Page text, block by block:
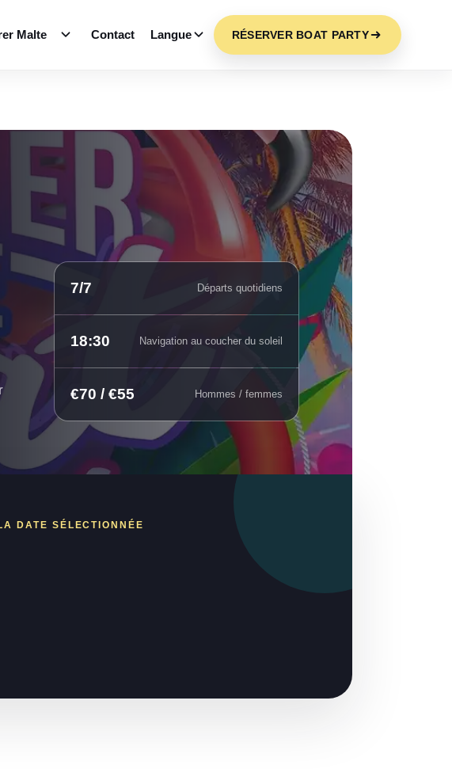
Malte Contact Langue RÉSERVER BOAT PARTY
7/7 Départs quotidiens
18:30 Navigation au coucher du soleil
€70 / €55 Hommes / femmes
DATE SÉLECTIONNÉE